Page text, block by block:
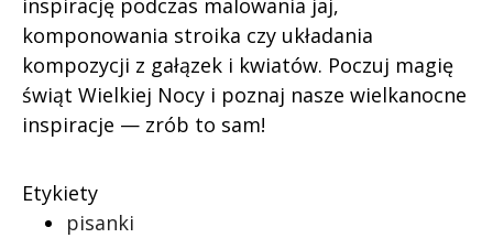
inspirację podczas malowania jaj,
komponowania stroika czy układania
kompozycji z gałązek i kwiatów. Poczuj magię
świąt Wielkiej Nocy i poznaj nasze wielkanocne
inspiracje — zrób to sam!
Etykiety
pisanki